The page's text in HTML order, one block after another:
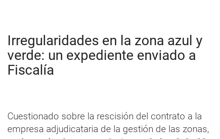
Irregularidades en la zona azul y
verde: un expediente enviado a
Fiscalía
Cuestionado sobre la rescisión del contrato a la
empresa adjudicataria de la gestión de las zonas,